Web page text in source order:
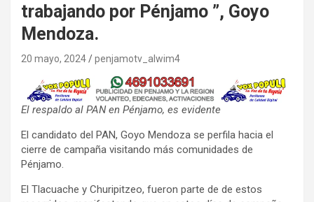
trabajando por Pénjamo ”, Goyo
Mendoza.
20 mayo, 2024 penjamotv_alwim4
El respaldo al PAN en Pénjamo, es evidente
El candidato del PAN, Goyo Mendoza se perfila hacia el
cierre de campaña visitando más comunidades de
Pénjamo.
El Tlacuache y Churipitzeo, fueron parte de de estos